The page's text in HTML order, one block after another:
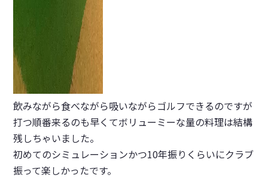
飲みながら食べながら吸いながらゴルフできるのですが
打つ順番来るのも早くてボリューミーな量の料理は結構
残しちゃいました。
初めてのシミュレーションかつ10年振りくらいにクラブ
振って楽しかったです。